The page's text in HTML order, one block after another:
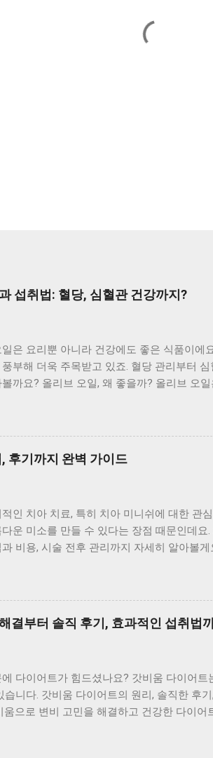
섭취법: 혈당, 심혈관 건강까지?
은 요리뿐 아니라 건강에도 좋은 식품이에
부해 더욱 주목받고 있죠. 혈당 관리부터
까요? 올리브 오일, 왜 좋을까? 올리브 오
개선, 노화 방지, 혈당 조절 등 다양한 효능
아보기 심혈관 건강 지킴이 올리브 오일은
(LDL) 수치를 낮추고, 좋은 콜레스테롤
혈관 보호 및 혈압을 낮추는 데 도움을 줘
화 방지에도 기여할 수 있어요. 혈당 조절에
과가 있다고 해요. 인슐린 저항성을 개선하
데 도움을 줄 수 있답니다. 뇌 건강 증진 및
후기까지 완벽 가이드
인 치아 치료, 특히 치아 미니쉬에 대한 관
다운 미소를 만들 수 있다는 장점 때문인데
비용, 시술 전후 관리까지 자세히 알아볼
존에 더 중점을 두고 있죠. 앞니의 색상, 모
준답니다. 미니쉬는 치아 겉면을
아 마모나 파절, 노화로 변형된 치아 구조를
수 있어요. 미니쉬 vs 라미네이트 미니쉬는 ‘
적 규칙적인 배열, 중등도 이하의 변색, 모
돌출되거나 변색이 심한 경우에는 라미네
떤 경우에 필요할까? 미니쉬는 단순히 치아
어 고민이라면, 미니쉬를 통해 밝고 환한 미
결부터 솔직 후기, 효과적인 섭취법
다이어트가 힘드셨나요? 갓비움 다이어
습니다. 갓비움 다이어트의 원리, 솔직한 후
움으로 변비 고민을 해결하고 건강한 다이어
게 장 건강 개선을 통해 도움을 줄 수 있습